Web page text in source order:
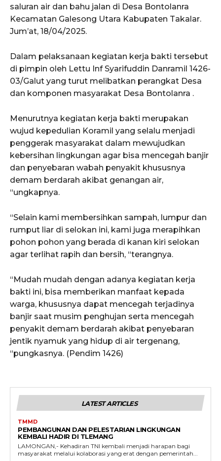
saluran air dan bahu jalan di Desa Bontolanra
Kecamatan Galesong Utara Kabupaten Takalar.
Jum’at, 18/04/2025.
Dalam pelaksanaan kegiatan kerja bakti tersebut
di pimpin oleh Lettu Inf Syarifuddin Danramil 1426-
03/Galut yang turut melibatkan perangkat Desa
dan komponen masyarakat Desa Bontolanra .
Menurutnya kegiatan kerja bakti merupakan
wujud kepedulian Koramil yang selalu menjadi
penggerak masyarakat dalam mewujudkan
kebersihan lingkungan agar bisa mencegah banjir
dan penyebaran wabah penyakit khususnya
demam berdarah akibat genangan air,
“ungkapnya.
“Selain kami membersihkan sampah, lumpur dan
rumput liar di selokan ini, kami juga merapihkan
pohon pohon yang berada di kanan kiri selokan
agar terlihat rapih dan bersih, “terangnya.
“Mudah mudah dengan adanya kegiatan kerja
bakti ini, bisa memberikan manfaat kepada
warga, khususnya dapat mencegah terjadinya
banjir saat musim penghujan serta mencegah
penyakit demam berdarah akibat penyebaran
jentik nyamuk yang hidup di air tergenang,
“pungkasnya. (Pendim 1426)
LATEST ARTICLES
TMMD
PEMBANGUNAN DAN PELESTARIAN LINGKUNGAN
KEMBALI HADIR DI TLEMANG
LAMONGAN,- Kehadiran TNI kembali menjadi harapan bagi
masyarakat melalui kolaborasi yang erat dengan pemerintah...